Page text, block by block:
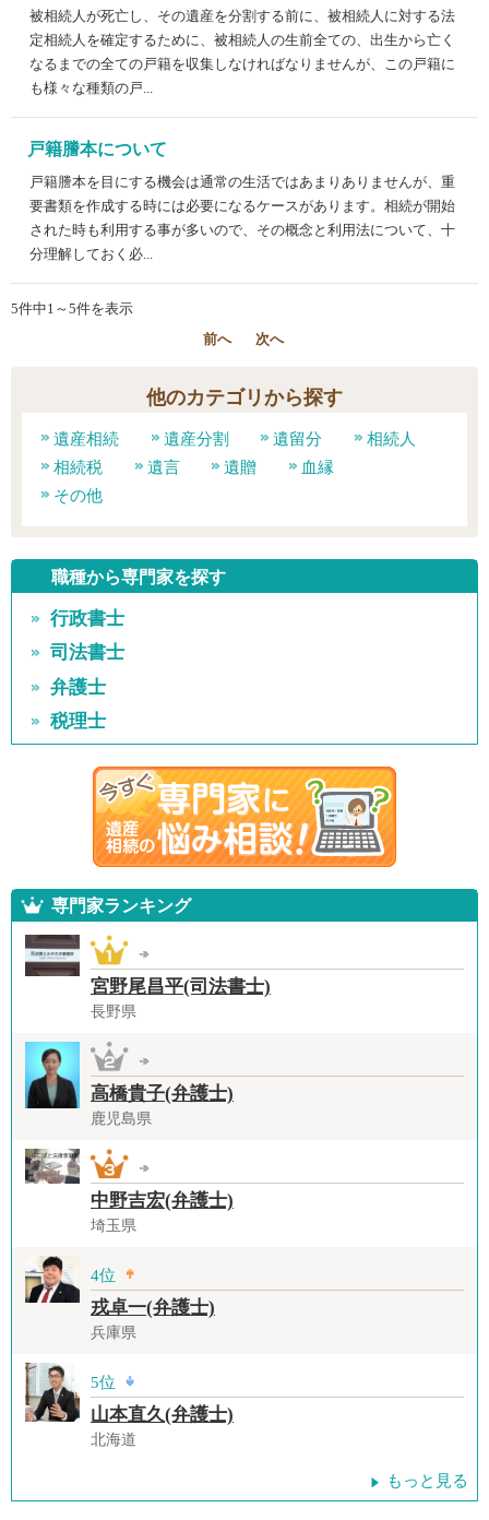
被相続人が死亡し、その遺産を分割する前に、被相続人に対する法
定相続人を確定するために、被相続人の生前全ての、出生から亡く
なるまでの全ての戸籍を収集しなければなりませんが、この戸籍に
も様々な種類の戸...
戸籍謄本について
戸籍謄本を目にする機会は通常の生活ではあまりありませんが、重
要書類を作成する時には必要になるケースがあります。相続が開始
された時も利用する事が多いので、その概念と利用法について、十
分理解しておく必...
5件中1～5件を表示
前へ 次へ
他のカテゴリから探す
遺産相続 遺産分割 遺留分
相続人
相続税
遺言 遺贈
血縁
その他
職種から専門家を探す
行政書士
司法書士
弁護士
税理士
専門家ランキング
宮野尾昌平(司法書士)
長野県
高橋貴子(弁護士)
鹿児島県
中野吉宏(弁護士)
埼玉県
4位
戎卓一(弁護士)
兵庫県
5位
山本直久(弁護士)
北海道
もっと見る